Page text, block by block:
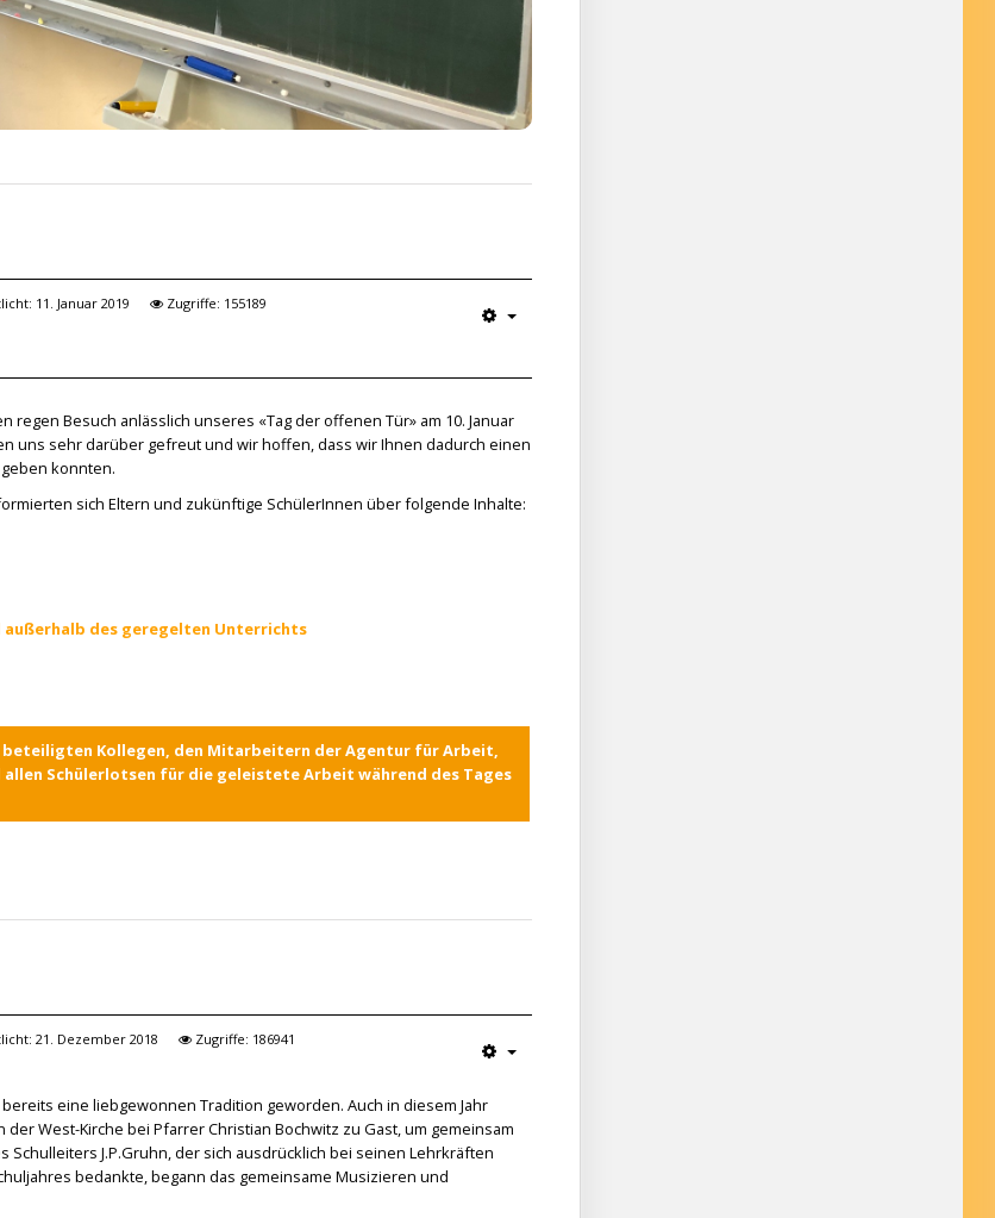
11. Januar 2019 Zugriffe: 155189
regen Besuch anlässlich unseres «Tag der offenen Tür» am 10. Januar
uns sehr darüber gefreut und wir hoffen, dass wir Ihnen dadurch einen
konnten.
sich Eltern und zukünftige SchülerInnen über folgende Inhalte:
des geregelten Unterrichts
beteiligten Kollegen, den Mitarbeitern der Agentur für Arbeit,
Schülerlotsen für die geleistete Arbeit während des Tages
21. Dezember 2018 Zugriffe: 186941
eine liebgewonnen Tradition geworden. Auch in diesem Jahr
West-Kirche bei Pfarrer Christian Bochwitz zu Gast, um gemeinsam
J.P.Gruhn, der sich ausdrücklich bei seinen Lehrkräften
bedankte, begann das gemeinsame Musizieren und